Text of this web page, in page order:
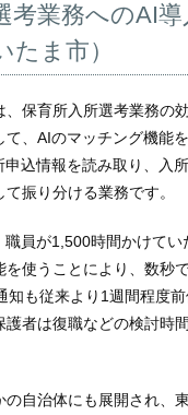
考業務へのAI導
たま市）
、保育所入所選考業務の
、AIのマッチング機能を
込情報を読み取り、入
振り分ける業務です。
職員が1,500時間かけてい
を使うことにより、数秒
知も従来より1週間程度
護者は復職などの検討時
の自治体にも展開され、